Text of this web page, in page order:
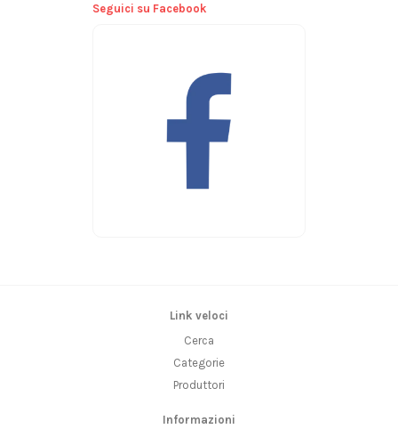
Seguici su Facebook
Link veloci
Cerca
Categorie
Produttori
Informazioni